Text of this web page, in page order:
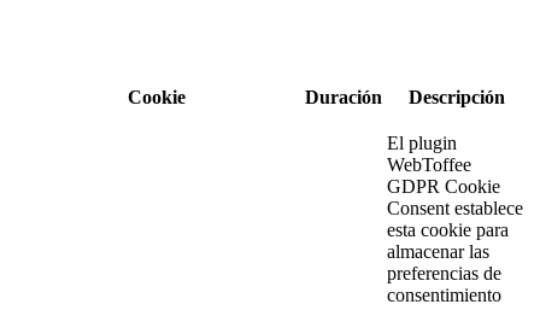
Cookie Duración Descripción
El plugin
WebToffee
GDPR Cookie
Consent establece
esta cookie para
almacenar las
preferencias de
consentimiento